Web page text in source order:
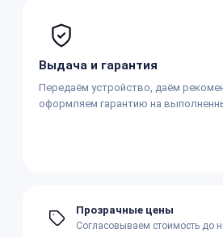
Выдача и гарантия
Передаём устройство, даём
оформляем гарантию на
Прозрачные цены
Согласовываем стоимость до